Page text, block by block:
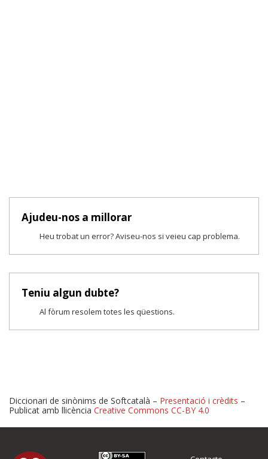
Ajudeu-nos a millorar
Heu trobat un error? Aviseu-nos si veieu cap problema.
Teniu algun dubte?
Al fòrum resolem totes les qüestions.
Proposeu-nos millores o
Diccionari de sinònims de Softcatalà – Presentació i crèdits –
Publicat amb llicència Creative Commons CC-BY 4.0